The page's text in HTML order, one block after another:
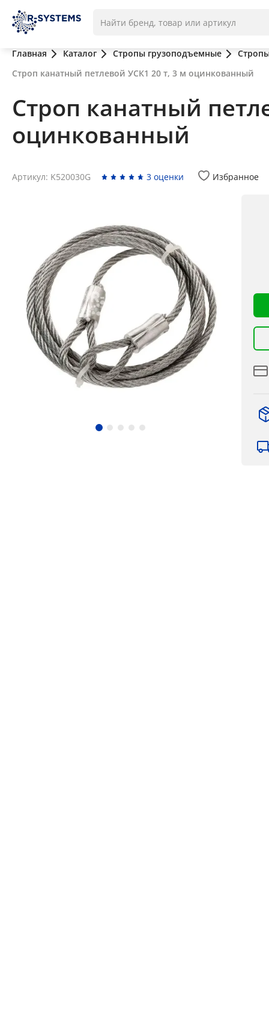
Главная Каталог Стропы грузоподъемные
Строп канатный петлевой УСК1 20 т, 3 м оцинкованный
Строп канатный
оцинкованный
Артикул: K520030G 3 оценки Избранное